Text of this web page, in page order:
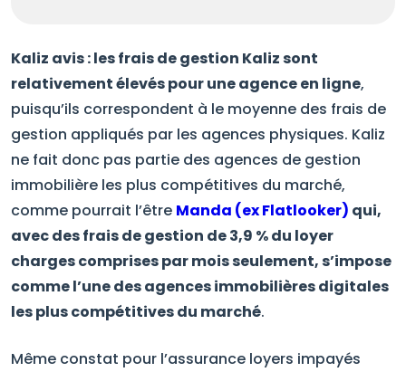
Kaliz avis : les frais de gestion Kaliz sont
relativement élevés pour une agence en ligne,
puisqu’ils correspondent à le moyenne des frais de
gestion appliqués par les agences physiques. Kaliz
ne fait donc pas partie des agences de gestion
immobilière les plus compétitives du marché,
comme pourrait l’être Manda (ex Flatlooker) qui,
avec des frais de gestion de 3,9 % du loyer
charges comprises par mois seulement, s’impose
comme l’une des agences immobilières digitales
les plus compétitives du marché.
Même constat pour l’assurance loyers impayés